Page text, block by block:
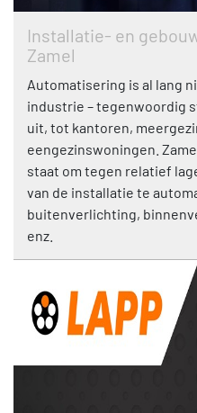
Installatie- en
Zamel
Automatisering is al lang
industrie – tegenwoordig
uit, tot kantoren,
eengezinswoningen.
staat om tegen relatief
van de installatie te
buitenverlichting,
enz.